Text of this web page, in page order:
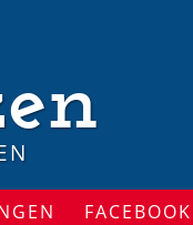
FACEBOOK